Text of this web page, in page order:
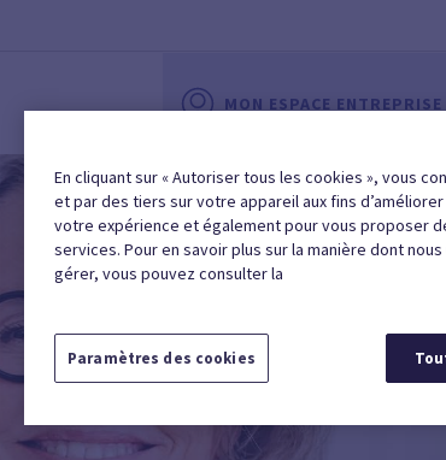
MON ESPACE ENTREPRISE
En cliquant sur « Autoriser tous les cookies », vous
et par des tiers sur votre appareil aux fins
votre expérience et également pour vous proposer
services. Pour en savoir plus sur la manière dont
gérer, vous pouvez consulter la
Paramètres des cookies